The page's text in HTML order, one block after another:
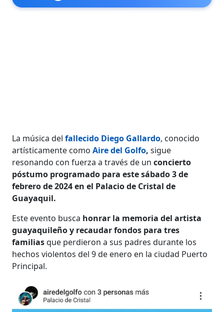
La música delfallecido Diego Gallardo, conocido
artísticamente comoAire del Golfo,sigue
resonando con fuerza a través de unconcierto
póstumo programado para este sábado 3 de
febrero de 2024 en el Palacio de Cristal de
Guayaquil.
Este evento busca honrar la memoria del artista
guayaquileño y recaudar fondos para tres
familiasque perdieron a sus padres durante los
hechos violentos del 9 de enero en la ciudad Puerto
Principal.